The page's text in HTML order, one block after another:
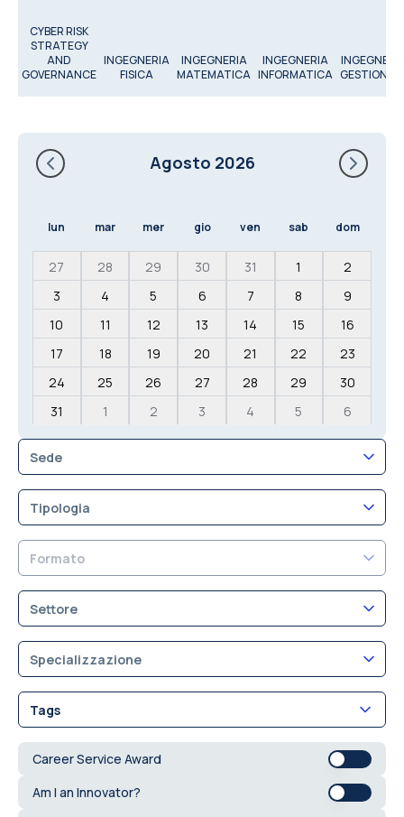
CYBER RISK
STRATEGY
AND
GOVERNANCE
INGEGNERIA
FISICA
INGEGNERIA
MATEMATICA
INGEGNERIA
INFORMATICA
Agosto 2026
lun mar mer gio ven sab dom
27 28 29 30 31 1
2
3
4 5 6 7 8
9
10
11 12 13 14 15
16
17
18 19 20 21 22
23
24
25 26 27 28 29
30
31
1 2 3 4 5 6
Sede
Tipologia
Formato
Settore
Specializzazione
Tags
Career Service Award
Am I an Innovator?